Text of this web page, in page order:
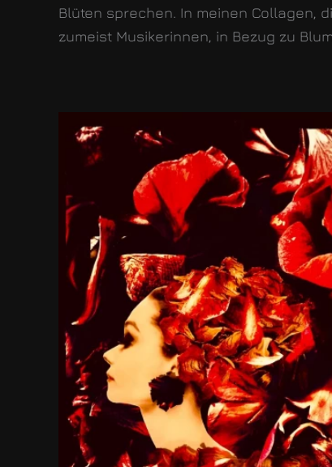
Blüten sprechen. In meinen Collagen,
zumeist Musikerinnen, in Bezug zu